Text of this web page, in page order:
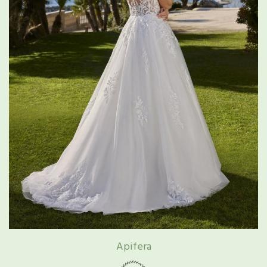
Apifera